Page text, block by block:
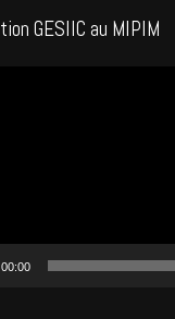
GESIIC au MIPIM
00:00